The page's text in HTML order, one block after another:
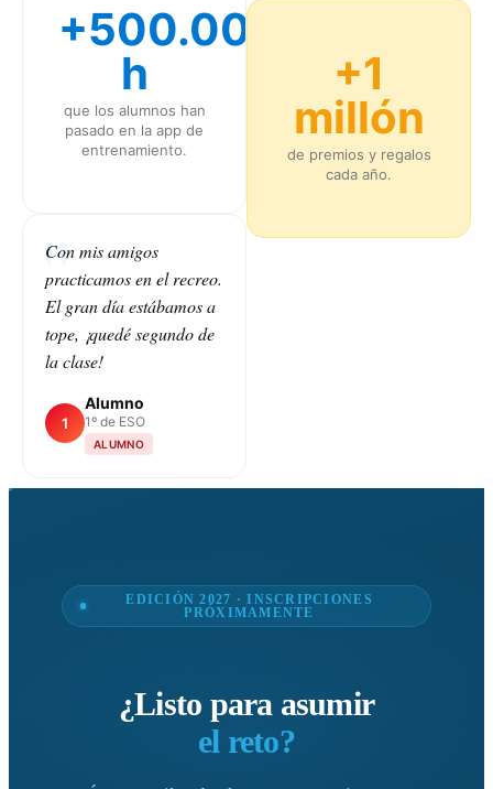
+500.000
h
que los alumnos han
pasado en la app de
entrenamiento.
Con mis amigos
practicamos en el recreo.
El gran día estábamos a
tope, ¡quedé segundo de
la clase!
1
Alumno
1º de ESO
ALUMNO
+1
millón
de premios y regalos
cada año.
EDICIÓN 2027 · INSCRIPCIONES
PRÓXIMAMENTE
¿Listo para asumir
el reto?